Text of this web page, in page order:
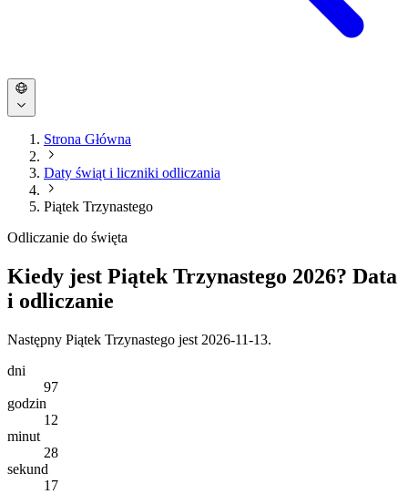
Strona Główna
Daty świąt i liczniki odliczania
Piątek Trzynastego
Odliczanie do święta
Kiedy jest Piątek Trzynastego 2026? Data
i odliczanie
Następny Piątek Trzynastego jest 2026-11-13.
dni
97
godzin
12
minut
28
sekund
17